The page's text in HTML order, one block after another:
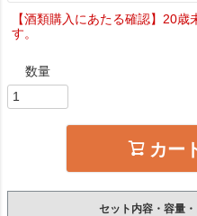
【酒類購入にあたる確認】20
す。
カー
セット内容・容量